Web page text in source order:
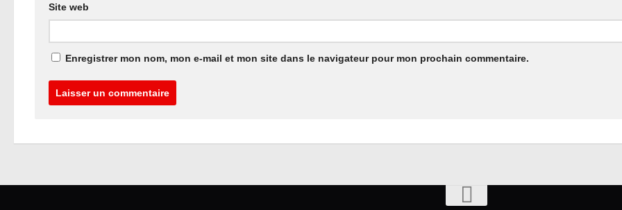
Site web
Enregistrer mon nom, mon e-mail et mon site dans le navigateur pour mon prochain commentaire.